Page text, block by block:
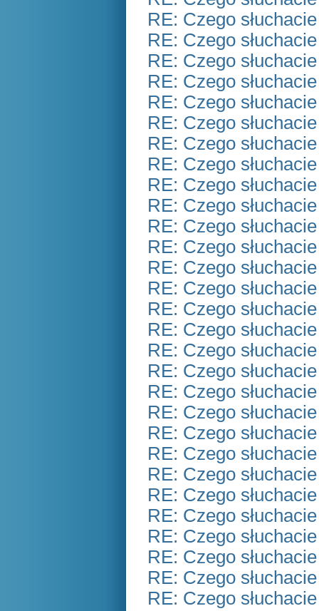
RE: Czego
RE: Czego
RE: Czego
RE: Czego
RE: Czego
RE: Czego
RE: Czego
RE: Czego
RE: Czego
RE: Czego
RE: Czego
RE: Czego
RE: Czego
RE: Czego
RE: Czego
RE: Czego
RE: Czego
RE: Czego
RE: Czego
RE: Czego
RE: Czego
RE: Czego
RE: Czego
RE: Czego
RE: Czego
RE: Czego
RE: Czego
RE: Czego
RE: Czego